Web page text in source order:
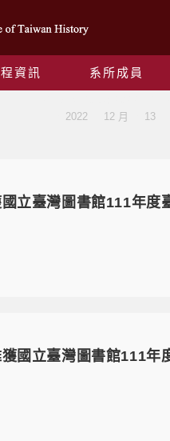
資訊 系所成員
2022 12 月 13
立臺灣圖書館111年度
國立臺灣圖書館111年